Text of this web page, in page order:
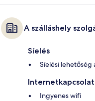
A szálláshely
Síelés
Síelési lehetőség
Internetkapcsolat
Ingyenes wifi